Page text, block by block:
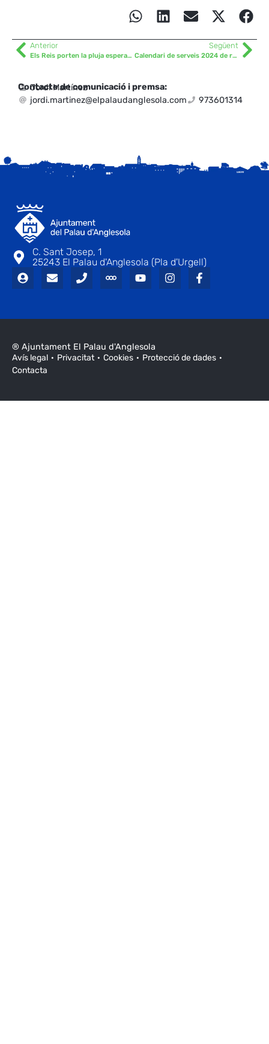
Anterior
Els Reis porten la pluja esperada
Següent
Calendari de serveis 2024 de recollida selectiva
Contacte de comunicació i premsa:
Jordi Martínez
jordi.martinez@elpalaudanglesola.com
973601314
C. Sant Josep, 1
25243 El Palau d'Anglesola (Pla d'Urgell)
® Ajuntament El Palau d'Anglesola
Avís legal
Privacitat Cookies
Protecció de dades
Contacta